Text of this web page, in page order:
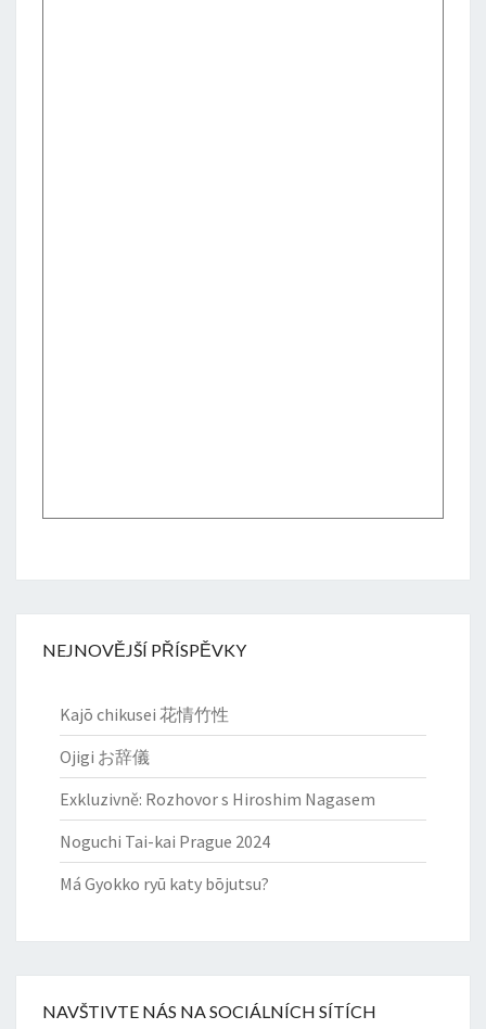
NEJNOVĚJŠÍ PŘÍSPĚVKY
Kajō chikusei 花情竹性
Ojigi お辞儀
Exkluzivně: Rozhovor s Hiroshim Nagasem
Noguchi Tai-kai Prague 2024
Má Gyokko ryū katy bōjutsu?
NAVŠTIVTE NÁS NA SOCIÁLNÍCH SÍTÍCH